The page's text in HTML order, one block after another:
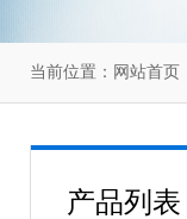
当前位置： 网站首页
产品列表